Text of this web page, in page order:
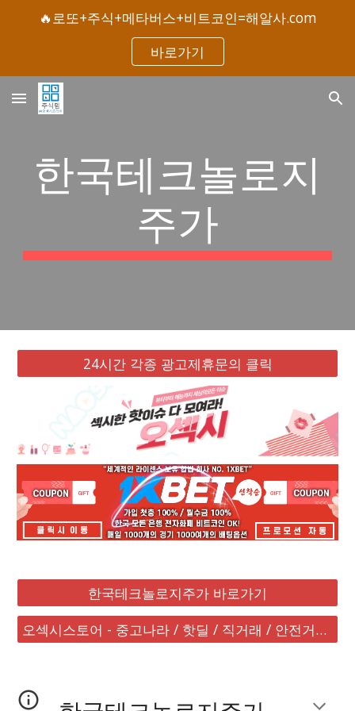
Skip to main content Skip to navigation
🔥로또+주식+메타버스+비트코인=해알사.com
바로가기
한국테크놀로지
주가
24시간 각종 광고제휴문의 클릭
한국테크놀로지주가 바로가기
오섹시스토어 - 중고나라 / 핫딜 / 직거래 / 안전거래 바로가기